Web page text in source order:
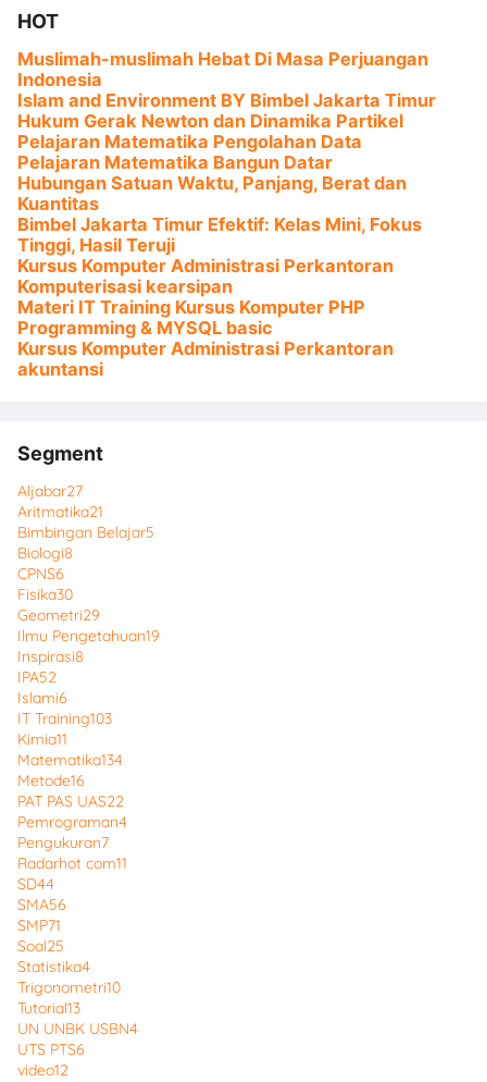
HOT
Muslimah-muslimah Hebat Di Masa Perjuangan
Indonesia
Islam and Environment BY Bimbel Jakarta Timur
Hukum Gerak Newton dan Dinamika Partikel
Pelajaran Matematika Pengolahan Data
Pelajaran Matematika Bangun Datar
Hubungan Satuan Waktu, Panjang, Berat dan
Kuantitas
Bimbel Jakarta Timur Efektif: Kelas Mini, Fokus
Tinggi, Hasil Teruji
Kursus Komputer Administrasi Perkantoran
Komputerisasi kearsipan
Materi IT Training Kursus Komputer PHP
Programming & MYSQL basic
Kursus Komputer Administrasi Perkantoran
akuntansi
Segment
Aljabar27
Aritmatika21
Bimbingan Belajar5
Biologi8
CPNS6
Fisika30
Geometri29
Ilmu Pengetahuan19
Inspirasi8
IPA52
Islami6
IT Training103
Kimia11
Matematika134
Metode16
PAT PAS UAS22
Pemrograman4
Pengukuran7
Radarhot com11
SD44
SMA56
SMP71
Soal25
Statistika4
Trigonometri10
Tutorial13
UN UNBK USBN4
UTS PTS6
video12